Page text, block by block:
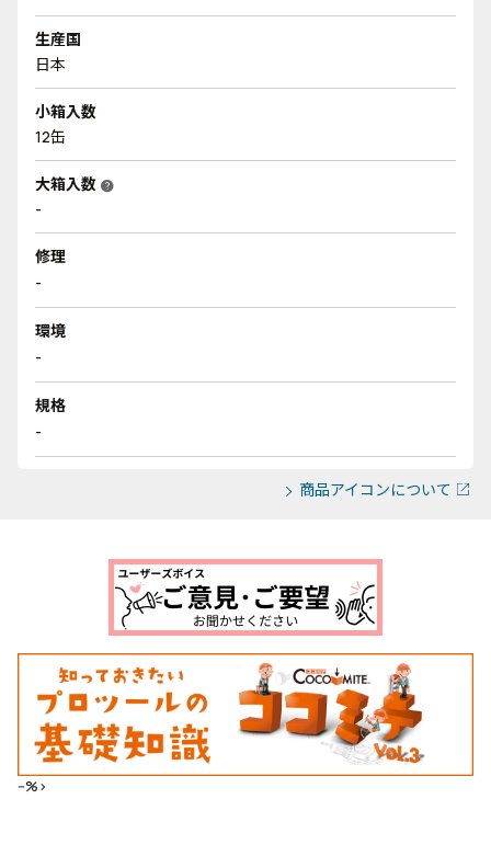
生産国
日本
小箱入数
12缶
大箱入数 help
-
修理
-
環境
-
規格
-
商品アイコンについて
--%>